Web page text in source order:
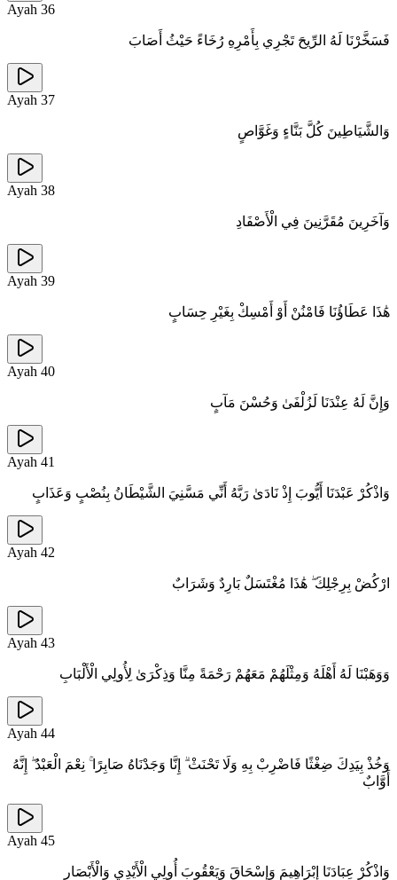
Ayah 36
فَسَخَّرْنَا لَهُ الرِّيحَ تَجْرِي بِأَمْرِهِ رُخَاءً حَيْثُ أَصَابَ
Ayah 37
وَالشَّيَاطِينَ كُلَّ بَنَّاءٍ وَغَوَّاصٍ
Ayah 38
وَآخَرِينَ مُقَرَّنِينَ فِي الْأَصْفَادِ
Ayah 39
هَٰذَا عَطَاؤُنَا فَامْنُنْ أَوْ أَمْسِكْ بِغَيْرِ حِسَابٍ
Ayah 40
وَإِنَّ لَهُ عِنْدَنَا لَزُلْفَىٰ وَحُسْنَ مَآبٍ
Ayah 41
وَاذْكُرْ عَبْدَنَا أَيُّوبَ إِذْ نَادَىٰ رَبَّهُ أَنِّي مَسَّنِيَ الشَّيْطَانُ بِنُصْبٍ وَعَذَابٍ
Ayah 42
ارْكُضْ بِرِجْلِكَ ۖ هَٰذَا مُغْتَسَلٌ بَارِدٌ وَشَرَابٌ
Ayah 43
وَوَهَبْنَا لَهُ أَهْلَهُ وَمِثْلَهُمْ مَعَهُمْ رَحْمَةً مِنَّا وَذِكْرَىٰ لِأُولِي الْأَلْبَابِ
Ayah 44
وَخُذْ بِيَدِكَ ضِغْثًا فَاضْرِبْ بِهِ وَلَا تَحْنَثْ ۗ إِنَّا وَجَدْنَاهُ صَابِرًا ۚ نِعْمَ الْعَبْدُ ۖ إِنَّهُ
أَوَّابٌ
Ayah 45
وَاذْكُرْ عِبَادَنَا إِبْرَاهِيمَ وَإِسْحَاقَ وَيَعْقُوبَ أُولِي الْأَيْدِي وَالْأَبْصَارِ